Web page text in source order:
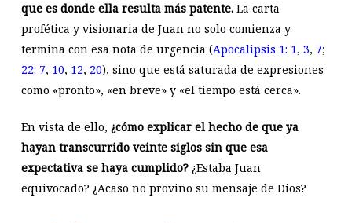
que es donde ella resulta más patente.La carta
profética y visionaria de Juan no solo comienza y
termina con esa nota de urgencia (Apocalipsis 1: 1, 3, 7;
22: 7, 10, 12, 20), sino que está saturada de expresiones
como «pronto», «en breve» y «el tiempo está cerca».
En vista de ello, ¿cómo explicar el hecho de que ya
hayan transcurrido veinte siglos sin que esa
expectativa se haya cumplido?¿Estaba Juan
equivocado? ¿Acaso no provino su mensaje de Dios?